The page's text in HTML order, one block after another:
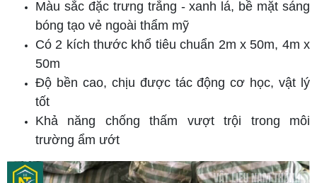
Màu sắc đặc trưng trắng - xanh lá, bề mặt sáng
bóng tạo vẻ ngoài thẩm mỹ
Có 2 kích thước khổ tiêu chuẩn 2m x 50m, 4m x
50m
Độ bền cao, chịu được tác động cơ học, vật lý
tốt
Khả năng chống thấm vượt trội trong môi
trường ẩm ướt